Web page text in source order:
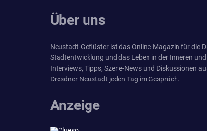
Über uns
Neustadt-Geflüster ist das Online-Magazin für die
Stadtentwicklung und das Leben in der Inneren
Interviews, Tipps, Szene-News und Diskussionen
Dresdner Neustadt jeden Tag im Gespräch.
Anzeige